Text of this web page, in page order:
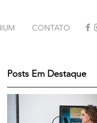
CONTATO
Posts Em Destaque